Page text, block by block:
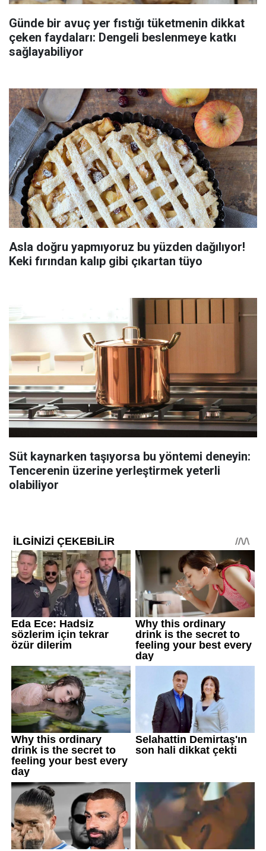
Günde bir avuç yer fıstığı tüketmenin dikkat
çeken faydaları: Dengeli beslenmeye katkı
sağlayabiliyor
Asla doğru yapmıyoruz bu yüzden dağılıyor!
Keki fırından kalıp gibi çıkartan tüyo
Süt kaynarken taşıyorsa bu yöntemi deneyin:
Tencerenin üzerine yerleştirmek yeterli
olabiliyor